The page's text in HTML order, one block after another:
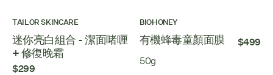
TAILOR SKINCARE
迷你亮白組合 - 潔面啫喱
+ 修復晚霜
$299
BIOHONEY
有機蜂毒童顏面膜 $499
50g